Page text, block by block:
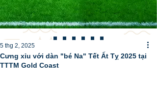
Cưng xỉu với dàn "bé Na" Tết Ất Tỵ 2025 tại
TTTM Gold Coast
5 thg 2, 2025